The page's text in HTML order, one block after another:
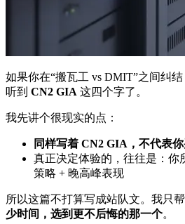
如果你在“搬瓦工 vs DMIT”之间纠
听到 CN2 GIA 这四个字了。
我先讲个很现实的点：
同样写着 CN2 GIA，不代表
真正决定体验的，往往是：你
策略 + 晚高峰表现
所以这篇不打算写成站队文。我只
少时间，选到更不后悔的那一个。